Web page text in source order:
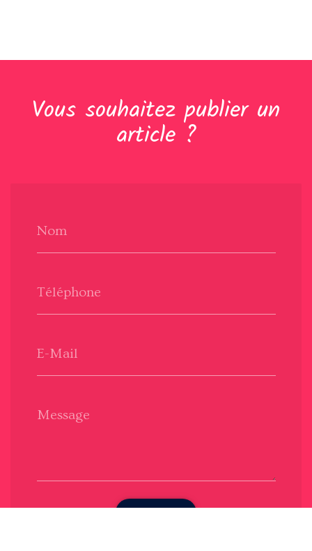
Vous souhaitez publier un
article ?
Nom
Téléphone
E-Mail
Message
Envoyer